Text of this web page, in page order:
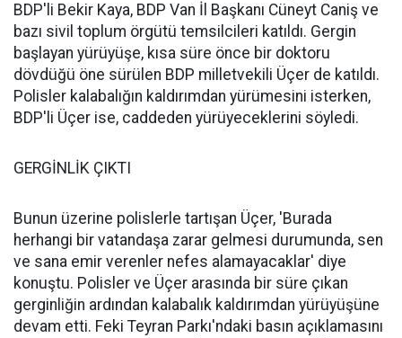
BDP'li Bekir Kaya, BDP Van İl Başkanı Cüneyt Caniş ve
bazı sivil toplum örgütü temsilcileri katıldı. Gergin
başlayan yürüyüşe, kısa süre önce bir doktoru
dövdüğü öne sürülen BDP milletvekili Üçer de katıldı.
Polisler kalabalığın kaldırımdan yürümesini isterken,
BDP'li Üçer ise, caddeden yürüyeceklerini söyledi.
GERGİNLİK ÇIKTI
Bunun üzerine polislerle tartışan Üçer, 'Burada
herhangi bir vatandaşa zarar gelmesi durumunda, sen
ve sana emir verenler nefes alamayacaklar' diye
konuştu. Polisler ve Üçer arasında bir süre çıkan
gerginliğin ardından kalabalık kaldırımdan yürüyüşüne
devam etti. Feki Teyran Parkı'ndaki basın açıklamasını